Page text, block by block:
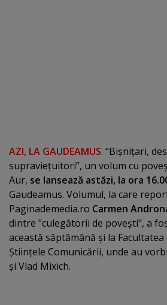
AZI, LA GAUDEAMUS. “Bişniţari,
supravieţuitori”, un volum cu
Aur, se lansează astăzi, la ora
Gaudeamus. Volumul, la care
Paginademedia.ro Carmen
dintre "culegătorii de poveşti", a
această săptămână şi la Facultatea
Ştiinţele Comunicării, unde au
şi Vlad Mixich.